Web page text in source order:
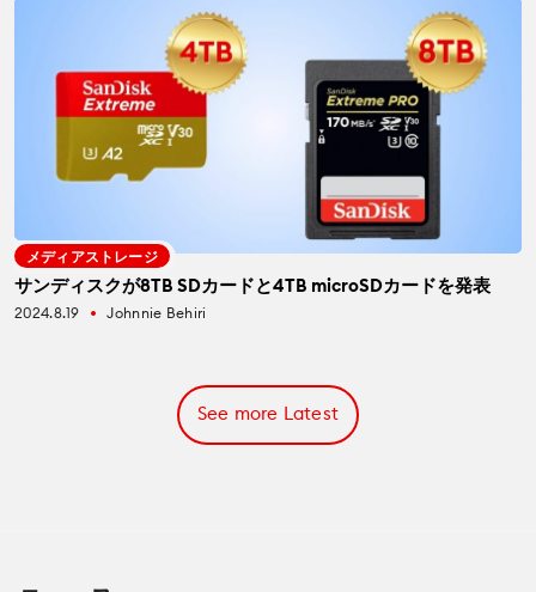
メディアストレージ
サンディスクが8TB SDカードと4TB microSDカードを発表
2024.8.19 fiber_manual_record Johnnie Behiri
See more Latest